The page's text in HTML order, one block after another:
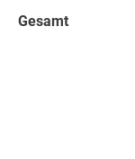
Gesamt